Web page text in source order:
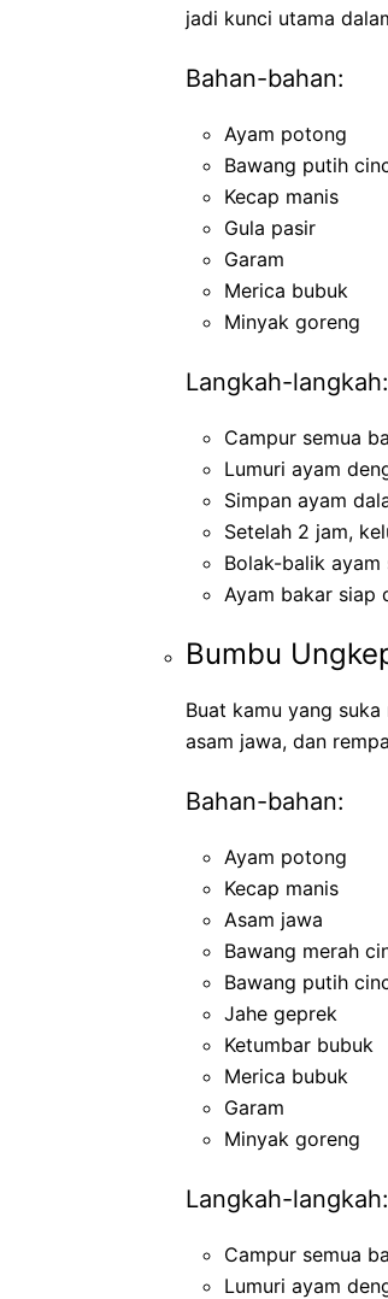
jadi kunci utama
Bahan-bahan:
Ayam potong
Bawang putih
Kecap manis
Gula pasir
Garam
Merica bubuk
Minyak goreng
Langkah-langkah:
Campur semua
Lumuri ayam
Simpan ayam
Setelah 2 jam,
Bolak-balik
Ayam bakar siap
Bumbu
Buat kamu yang
asam jawa, dan
Bahan-bahan:
Ayam potong
Kecap manis
Asam jawa
Bawang merah
Bawang putih
Jahe geprek
Ketumbar bubuk
Merica bubuk
Garam
Minyak goreng
Langkah-langkah:
Campur semua
Lumuri ayam